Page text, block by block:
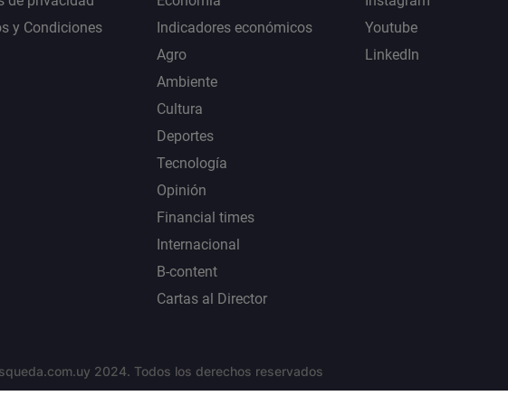
y Condiciones
Indicadores económicos
Agro
Ambiente
Cultura
Deportes
Tecnología
Opinión
Financial times
Internacional
B-content
Cartas al Director
Youtube
LinkedIn
2024. Todos los derechos reservados